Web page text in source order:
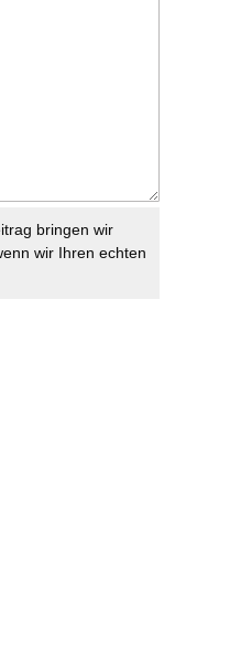
bringen wir
wir Ihren echten